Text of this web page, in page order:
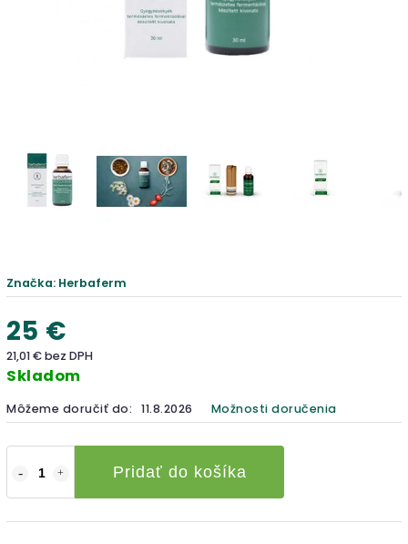
Značka: Herbaferm
25 €
21,01 € bez DPH
Skladom
Môžeme doručiť do: 11.8.2026 Možnosti doručenia
Pridať do košíka